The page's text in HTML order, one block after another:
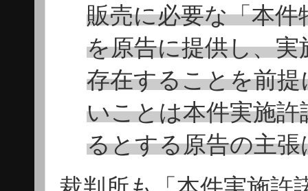
販売に必要な「本
を原告に提供し、
存在することを前
いことは本件実施
るとする原告の主